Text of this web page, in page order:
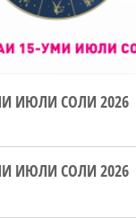
ИЮЛИ СОЛИ 2026
ИЮЛИ СОЛИ 2026